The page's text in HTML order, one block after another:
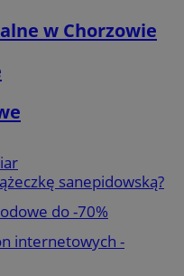
w Chorzowie
sanepidowską?
do -70%
internetowych -